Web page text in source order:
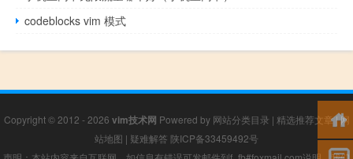
codeblocks vim 模式
Copyright © 2012 - 2026 vim技术网 Powered by 网站分类目录 | 精选推荐文章|网
站地图 | 疑难解答 陕ICP备33459492号